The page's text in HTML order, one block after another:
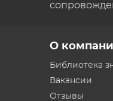
О
Библиотека
Вакансии
Отзывы